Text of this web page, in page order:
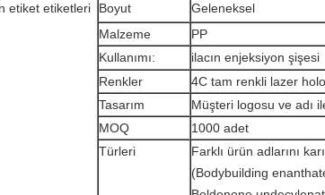
etiket etiketleri Boyut
Geleneksel
Malzeme
PP
Kullanımı:
ilacın enjeksiyon şişesi
Renkler
4C tam renkli lazer
Tasarım
Müşteri logosu ve adı
MOQ
1000 adet
Türleri
Farklı ürün adlarını
(Bodybuilding